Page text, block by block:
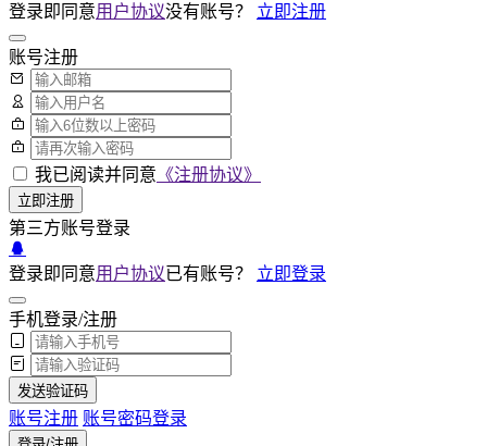
登录即同意用户协议没有账号？ 立即注册
账号注册
我已阅读并同意 《注册协议》
立即注册
第三方账号登录
登录即同意用户协议已有账号？ 立即登录
手机登录/注册
发送验证码
账号注册 账号密码登录